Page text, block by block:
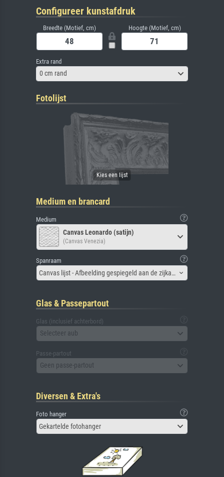
Configureer kunstafdruk
Breedte (Motief, cm) Hoogte (Motief, cm)
Extra rand
0 cm rand
Fotolijst
Medium en brancard
Medium
Canvas Leonardo (satijn)
(Canvas Venezia)
Spanraam
Canvas lijst - Afbeelding gespiegeld aan de zijkant
Glas & Passepartout
Glas (inclusief achterbord)
Selecteer aub
Passe-partout
Geen passe-partout
Diversen & Extra's
Foto hanger
Gekartelde fotohanger